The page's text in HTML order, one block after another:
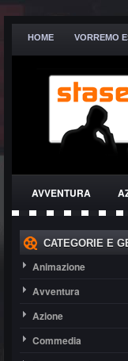
HOME VORREMO
AVVENTURA
THRILLER
CATEGORIE E
Animazione
Avventura
Azione
Commedia